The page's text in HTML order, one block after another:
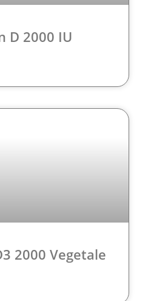
D 2000 IU
2000 Vegetale